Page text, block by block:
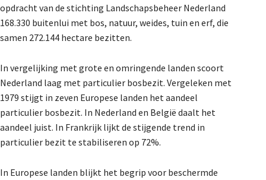
opdracht van de stichting Landschapsbeheer Nederland
168.330 buitenlui met bos, natuur, weides, tuin en erf, die
samen 272.144 hectare bezitten.
In vergelijking met grote en omringende landen scoort
Nederland laag met particulier bosbezit. Vergeleken met
1979 stijgt in zeven Europese landen het aandeel
particulier bosbezit. In Nederland en België daalt het
aandeel juist. In Frankrijk lijkt de stijgende trend in
particulier bezit te stabiliseren op 72%.
In Europese landen blijkt het begrip voor beschermde